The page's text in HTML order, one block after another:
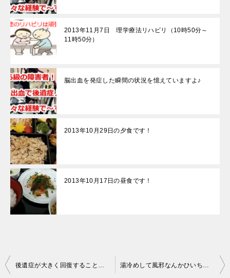
2013年11月7日 理学療法リハビリ（10時50分～
11時50分）
脳出血を発症した瞬間の状況を憶えていますよ♪
2013年10月29日の夕食です！
2013年10月17日の昼食です！
投
後遺症が大きく回復することを期待するよりもやることがあるからね♪ 湯冷めして風邪なんかひいちゃダメですよ♪